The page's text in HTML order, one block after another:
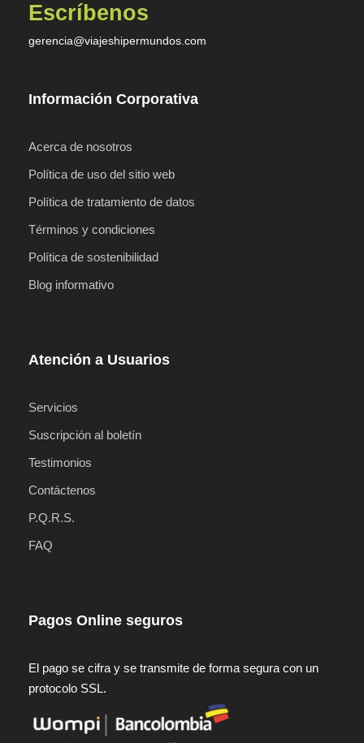
Escríbenos
gerencia@viajeshipermundos.com
Información Corporativa
Acerca de nosotros
Política de uso del sitio web
Política de tratamiento de datos
Términos y condiciones
Política de sostenibilidad
Blog informativo
Atención a Usuarios
Servicios
Suscripción al boletín
Testimonios
Contáctenos
P.Q.R.S.
FAQ
Pagos Online seguros
El pago se cifra y se transmite de forma segura con un
protocolo SSL.